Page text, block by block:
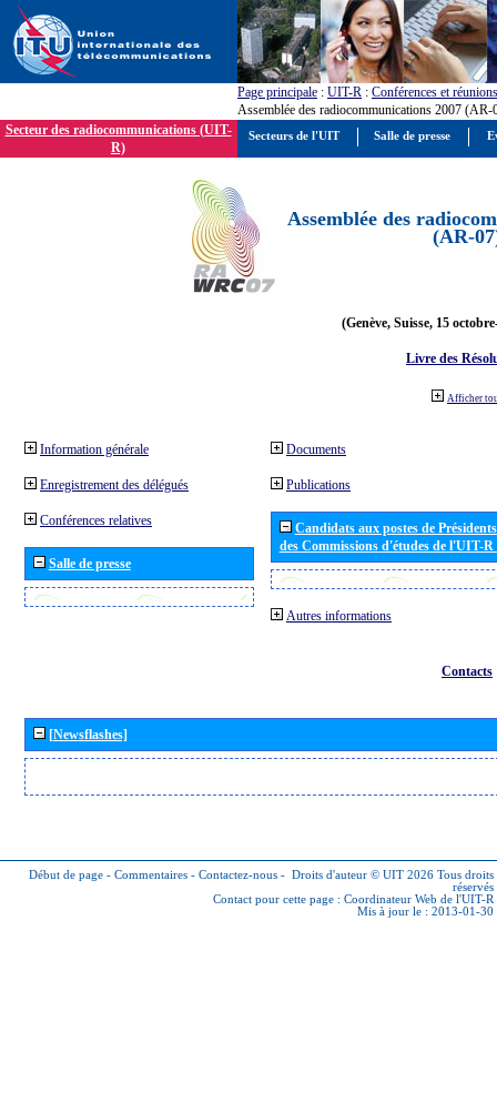
Page principale : UIT-R : Conférences et réunions
Assemblée des radiocommunications 2007 (AR-
Secteur des radiocommunications (UIT-
R)
Assemblée des
(AR-
(Genève, Suisse, 15
Livre des
Afficher
Information générale
Enregistrement des délégués
Conférences relatives
Salle de presse
Documents
Publications
Candidats aux postes de
des Commissions d'études de l'UIT-
Autres informations
Contacts
[Newsflashes]
Début de page - Commentaires - Contactez-nous - Droits d'auteur © UIT 2026 Tous droits
réservés
Contact pour cette page : Coordinateur Web de l'UIT-R
Mis à jour le : 2013-01-30
Secteurs de l'UIT Salle de presse